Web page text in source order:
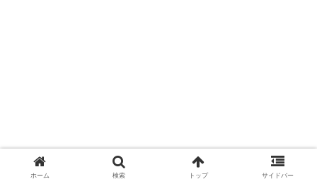
ホーム 検索 トップ サイドバー